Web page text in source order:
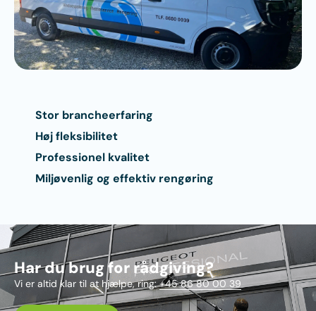
Stor brancheerfaring
Høj fleksibilitet
Professionel kvalitet
Miljøvenlig og effektiv rengøring
Har du brug for rådgiving?
Vi er altid klar til at hjælpe, ring:+45 86 80 00 39